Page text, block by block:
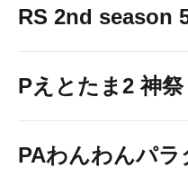
RS 2nd season
Pえとたま2 神
PAわんわんパ